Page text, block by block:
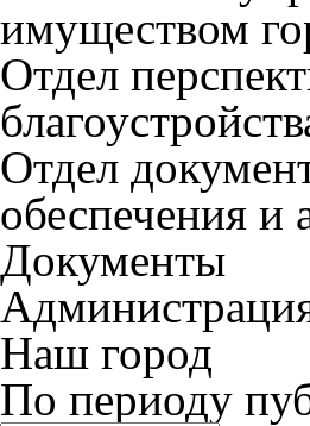
имуществом
Отдел
Отдел
обеспечения и
Документы
Наш город
По периоду